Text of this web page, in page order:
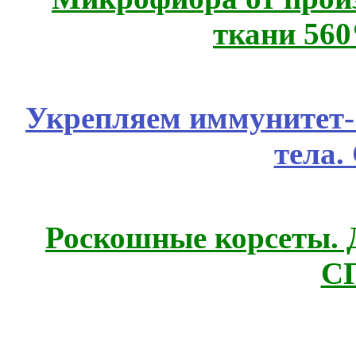
ткани
Укрепляем
Роскошные корсеты.